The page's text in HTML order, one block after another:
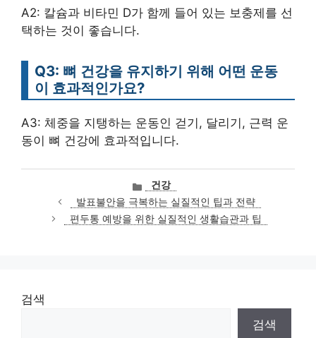
A2: 칼슘과 비타민 D가 함께 들어 있는 보충제를 선
택하는 것이 좋습니다.
Q3: 뼈 건강을 유지하기 위해 어떤 운동
이 효과적인가요?
A3: 체중을 지탱하는 운동인 걷기, 달리기, 근력 운
동이 뼈 건강에 효과적입니다.
카
테
고
리
건강
발표불안을 극복하는 실질적인 팁과 전략
편두통 예방을 위한 실질적인 생활습관과 팁
검색
검색